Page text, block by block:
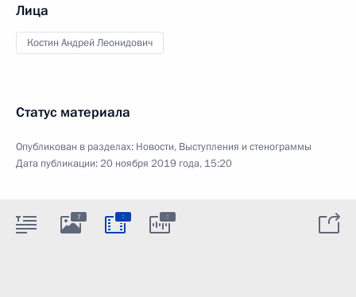
Лица
Костин Андрей Леонидович
Статус материала
Опубликован в разделах: Новости, Выступления и стенограммы
Дата публикации:20 ноября 2019 года, 15:20
7 : :